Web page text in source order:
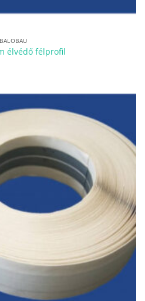
BALOBAU
élvédő félprofil